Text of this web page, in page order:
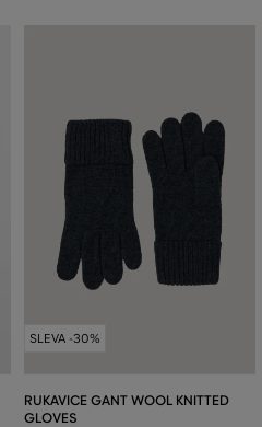
SLEVA -30%
RUKAVICE GANT WOOL KNITTED
GLOVES